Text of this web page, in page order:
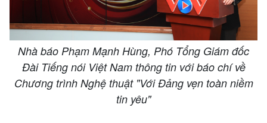
Nhà báo Phạm Mạnh Hùng, Phó Tổng Giám đốc
Đài Tiếng nói Việt Nam thông tin với báo chí về
Chương trình Nghệ thuật "Với Đảng vẹn toàn niềm
tin yêu"